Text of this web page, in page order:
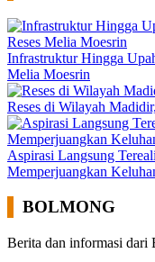
Infrastruktur Hingga
Melia Moesrin
Reses di Wilayah
Aspirasi Langsung
Memperjuangkan
BOLMONG
Berita dan informasi dari